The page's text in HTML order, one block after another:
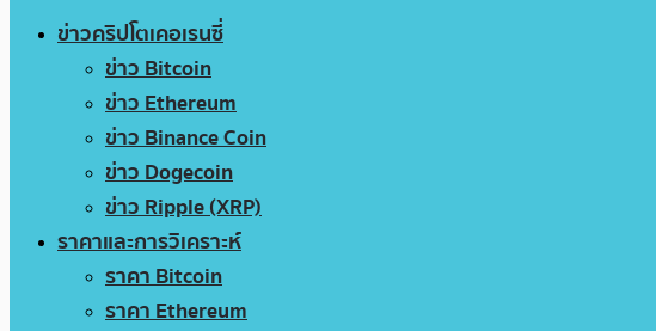
ข่าวคริปโตเคอเรนซี่
ข่าว Bitcoin
ข่าว Ethereum
ข่าว Binance Coin
ข่าว Dogecoin
ข่าว Ripple (XRP)
ราคาและการวิเคราะห์
ราคา Bitcoin
ราคา Ethereum